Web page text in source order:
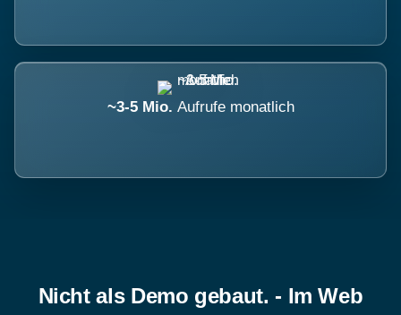
~3-5 Mio. Aufrufe monatlich
Nicht als Demo gebaut. - Im Web